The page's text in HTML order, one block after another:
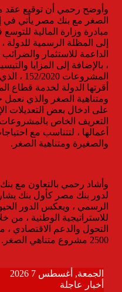
وأوضح رحمي أن توقيع عقد
الصغر مع بنك مصر يأتي
مبادرة وزارة المالية
إلى المظلة الرسمية للدولة
، بالإضافة إلى المزايا
أقرتها الدولة لخدمة قطاع
ومتناهية الصغر والذي نعمل
على ادخال بعض التعديلات
التعريف الخاص
أعمالها ، لتتناسب مع
والصغيرة ومتناهية الصغر.
وأشاد رحمي بالتعاون مع
لدور بنك مصر كأول بنك
الرسمي ، ويعكس الدور
للاستراتيجية الوطنية ، من
التحول والدعم الاقتصادي
2500 مشروع متناهي الصغر.